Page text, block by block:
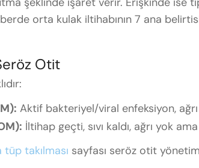
orta kulak iltihabının 7 ana
Otit
Aktif bakteriyel/viral enfeksiyon,
İltihap geçti, sıvı kaldı, ağrı yok
takılması sayfası seröz otit